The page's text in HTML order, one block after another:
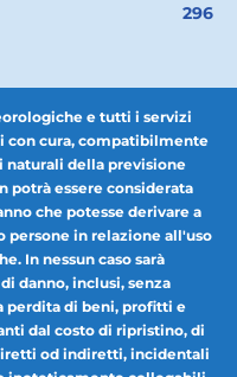
296
e tutti i servizi
con cura, compatibilmente
della previsione
potrà essere considerata
che potesse derivare a
persone in relazione all'uso
In nessun caso sarà
danno, inclusi, senza
perdita di beni, profitti e
dal costo di ripristino, di
od indiretti, incidentali